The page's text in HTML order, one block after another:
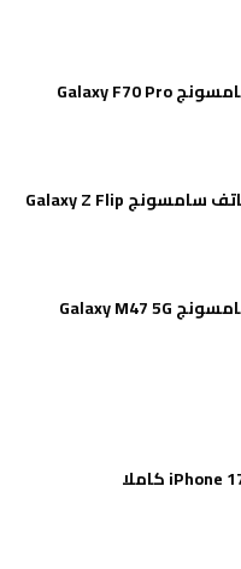
مواصفات هاتف سامسونج Galaxy F70 Pro
جميع مواصفات هاتف سامسونج Galaxy Z Flip
مواصفات هاتف سامسونج Galaxy M47 5G